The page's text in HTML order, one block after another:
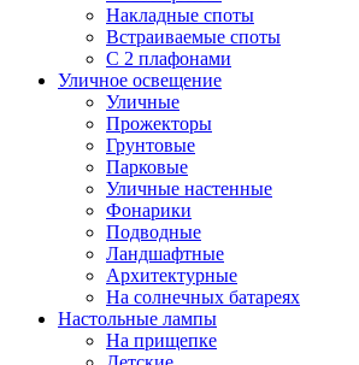
Накладные споты
Встраиваемые споты
С 2 плафонами
Уличное освещение
Уличные
Прожекторы
Грунтовые
Парковые
Уличные настенные
Фонарики
Подводные
Ландшафтные
Архитектурные
На солнечных батареях
Настольные лампы
На прищепке